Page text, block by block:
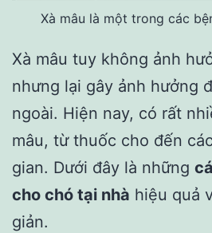
Xà mâu là một trong các
Xà mâu tuy không ảnh
nhưng lại gây ảnh hưởng
ngoài. Hiện nay, có rất
mâu, từ thuốc cho đến
gian. Dưới đây là những
cho chó tại nhà hiệu quả
giản.